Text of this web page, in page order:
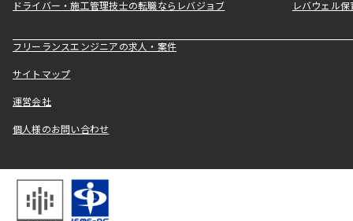
ドライバー・施工管理技士の転職ならレバジョブ レバウェル
フリーランスエンジニアの求人・案件
サイトマップ
運営会社
個人様のお問い合わせ